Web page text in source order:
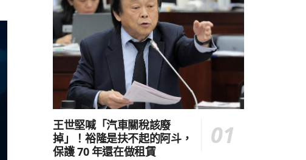
王世堅喊「汽車關稅該廢
掉」！裕隆是扶不起的阿斗，
保護 70 年還在做租賃